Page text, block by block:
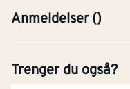
Anmeldelser()
Trenger du også?